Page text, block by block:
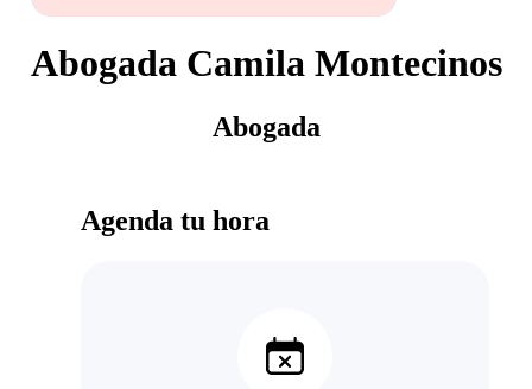
Abogada Camila Montecinos
Abogada
Agenda tu hora